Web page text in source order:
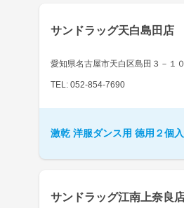
サンドラッグ天白島田店
愛知県名古屋市天白区島田３－１
TEL: 052-854-7690
激乾 洋服ダンス用 徳用２個入
サンドラッグ江南上奈良